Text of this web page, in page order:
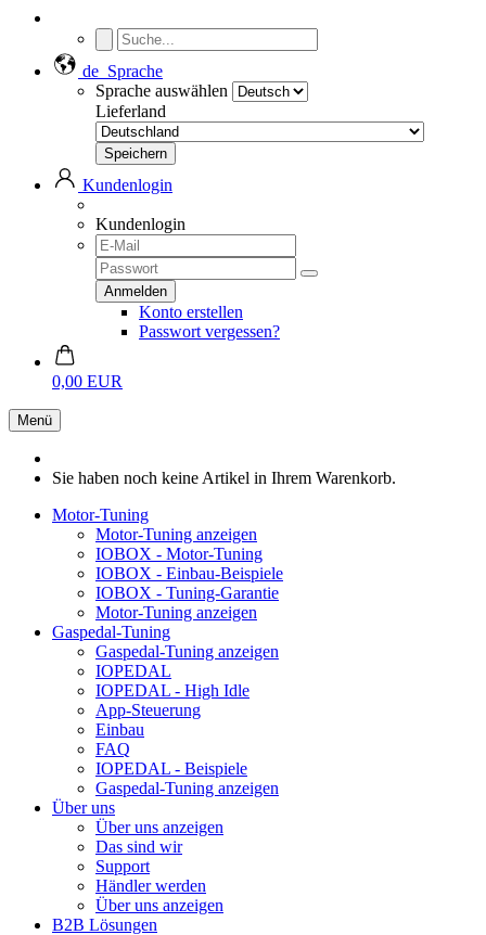
de Sprache
Sprache auswählen
Lieferland
Kundenlogin
Kundenlogin
Konto erstellen
Passwort vergessen?
0,00 EUR
Menü
Sie haben noch keine Artikel in Ihrem Warenkorb.
Motor-Tuning
Motor-Tuning anzeigen
IOBOX - Motor-Tuning
IOBOX - Einbau-Beispiele
IOBOX - Tuning-Garantie
Motor-Tuning anzeigen
Gaspedal-Tuning
Gaspedal-Tuning anzeigen
IOPEDAL
IOPEDAL - High Idle
App-Steuerung
Einbau
FAQ
IOPEDAL - Beispiele
Gaspedal-Tuning anzeigen
Über uns
Über uns anzeigen
Das sind wir
Support
Händler werden
Über uns anzeigen
B2B Lösungen